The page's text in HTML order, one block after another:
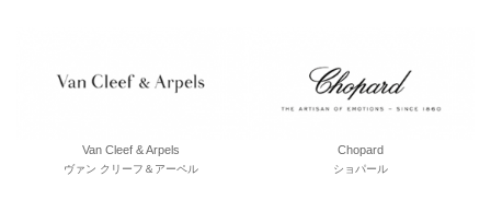
Van Cleef & Arpels
ヴァン クリーフ＆アーペル
Chopard
ショパール